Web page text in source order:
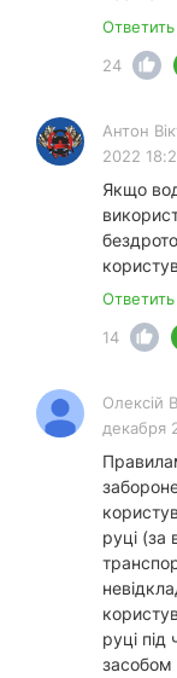
Ответить
24
Антон
2022
Якщо
Ответить
14
Олексій
декабря
руці (за
руці
засобом